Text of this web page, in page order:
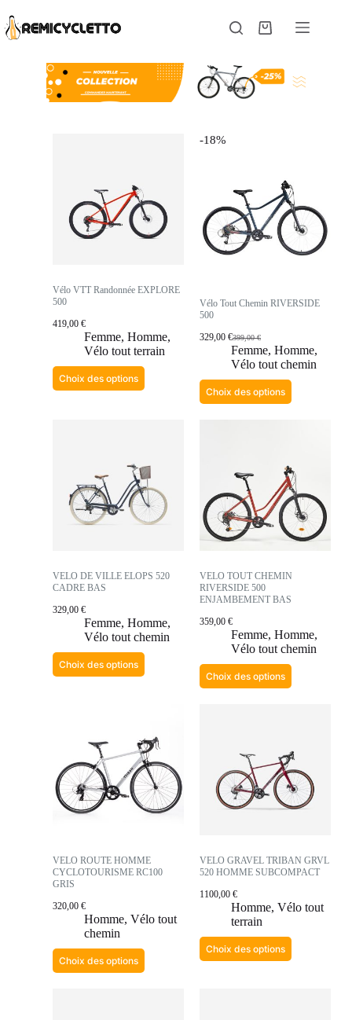
Vélo VTT Randonnée EXPLORE
500
419,00 €
Femme, Homme,
Vélo tout terrain
Choix des options
-18%
Vélo Tout Chemin RIVERSIDE
500
399,00€
329,00 €
Femme, Homme,
Vélo tout chemin
Choix des options
VELO DE VILLE ELOPS 520
CADRE BAS
329,00 €
Femme, Homme,
Vélo tout chemin
Choix des options
VELO TOUT CHEMIN
RIVERSIDE 500
ENJAMBEMENT BAS
359,00 €
Femme, Homme,
Vélo tout chemin
Choix des options
VELO ROUTE HOMME
CYCLOTOURISME RC100
GRIS
320,00 €
Homme, Vélo tout
chemin
Choix des options
VELO GRAVEL TRIBAN GRVL
520 HOMME SUBCOMPACT
1100,00 €
Homme, Vélo tout
terrain
Choix des options